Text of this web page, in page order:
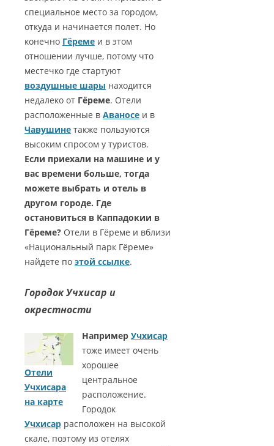
специальное место за городом,
откуда и начинается полет. Но
конечно Гёреме и в этом
отношении лучше, потому что
местечко где стартуют
воздушные шары находится
недалеко от Гёреме. Отели
расположенные в Аваносе и в
Чавушине также пользуются
высоким спросом у туристов.
Если приехали на машине и у
вас времени больше, тогда
можете выбрать и отель в
другом городе. Где
остановиться в Каппадокии в
Гёреме? Отели в Гёреме и вблизи
«Национальный парк Гёреме»
найдете по этой ссылке.
Городок Учхисар и
окрестности
Отели
Учхисара
на карте
Например Учхисар
тоже имеет очень
хорошее
центральное
расположение.
Городок
Учхисар расположен на высокой
скале, поэтому из отелях